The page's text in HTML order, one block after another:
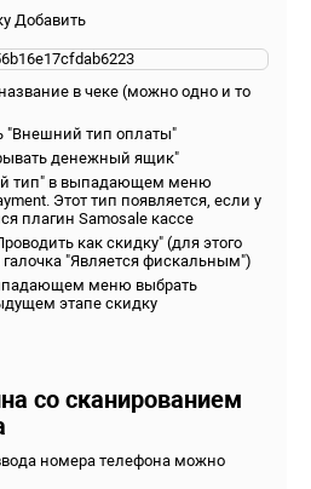
Добавить
в чеке (можно одно и то
"Внешний тип оплаты"
денежный ящик"
тип" в выпадающем меню
Этот тип появляется, если у
плагин Samosale кассе
как скидку" (для этого
"Является фискальным")
меню выбрать
этапе скидку
со сканированием
номера телефона можно